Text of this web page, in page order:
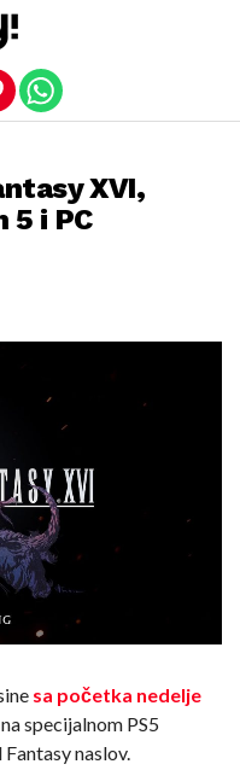
XVI,
5 i PC
sa početka nedelje
specijalnom PS5
naslov.